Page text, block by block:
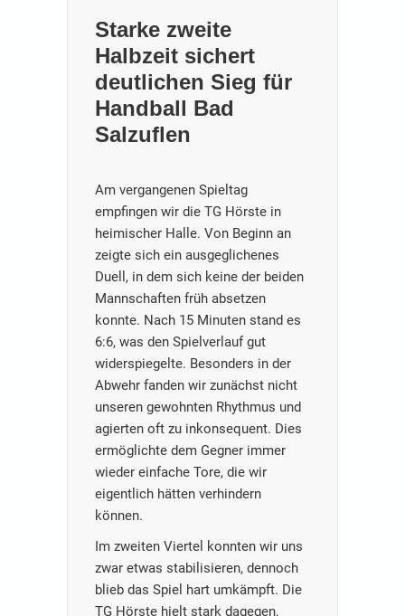
Starke zweite
Halbzeit sichert
deutlichen Sieg für
Handball Bad
Salzuflen
Am vergangenen Spieltag
empfingen wir die TG Hörste in
heimischer Halle. Von Beginn an
zeigte sich ein ausgeglichenes
Duell, in dem sich keine der beiden
Mannschaften früh absetzen
konnte. Nach 15 Minuten stand es
6:6, was den Spielverlauf gut
widerspiegelte. Besonders in der
Abwehr fanden wir zunächst nicht
unseren gewohnten Rhythmus und
agierten oft zu inkonsequent. Dies
ermöglichte dem Gegner immer
wieder einfache Tore, die wir
eigentlich hätten verhindern
können.
Im zweiten Viertel konnten wir uns
zwar etwas stabilisieren, dennoch
blieb das Spiel hart umkämpft. Die
TG Hörste hielt stark dagegen,